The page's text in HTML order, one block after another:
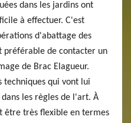
dans les jardins ont
à effectuer. C'est
d'abattage des
préférable de contacter un
de Brac Elagueur.
techniques qui vont lui
les règles de l'art. À
être très flexible en termes